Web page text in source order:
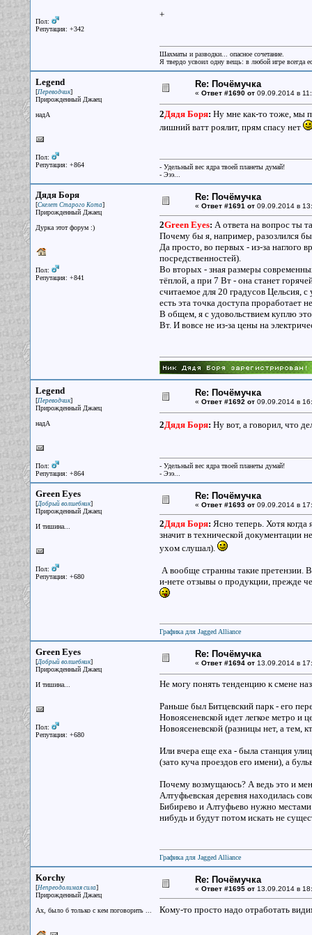
Пол:
Репутация: +342
+
Шахматы и разводки... опасное сочетание.
Я твердо усвоил одну вещь: в любой игре всегда
Legend
[Переводчик]
Прирожденный Джаец
надА
Пол:
Репутация: +864
Re: Почёмучка
« Ответ #1690 от09.09.2014 в
2Дядя Боря: Ну мне как-то тоже, мы
лишний ватт роялит, прям спасу нет
- Удельный вес ядра твоей планеты думай!
- Эээ...
Дядя Боря
[Скелет Старого Кота]
Прирожденный Джаец
Дурка этот форум :)
Пол:
Репутация: +841
Re: Почёмучка
« Ответ #1691 от09.09.2014 в
2Green Eyes: А ответа на вопрос ты
Почему бы я, например, разозлился
Да просто, во первых - из-за наглого
посредственностей).
Во вторых - зная размеры
тёплой, а при 7 Вт - она станет
считаемое для 20 градусов Цельсия,
есть эта точка доступа проработает
В общем, я с удовольствием куплю
Вт. И вовсе не из-за цены на
Legend
[Переводчик]
Прирожденный Джаец
надА
Пол:
Репутация: +864
Re: Почёмучка
« Ответ #1692 от09.09.2014 в
2Дядя Боря: Ну вот, а говорил, что
- Удельный вес ядра твоей планеты думай!
- Эээ...
Green Eyes
[Добрый волшебник]
Прирожденный Джаец
И тишина...
Пол:
Репутация: +680
Re: Почёмучка
« Ответ #1693 от09.09.2014 в
2Дядя Боря: Ясно теперь. Хотя когда
значит в технической документации
ухом слушал).
А вообще странны такие претензии.
и-нете отзывы о продукции, прежде
Графика для Jagged Alliance
Green Eyes
[Добрый волшебник]
Прирожденный Джаец
И тишина...
Пол:
Репутация: +680
Re: Почёмучка
« Ответ #1694 от13.09.2014 в
Не могу понять тенденцию к смене
Раньше был Битцевский парк - его
Новоясеневской идет легкое метро и
Новоясеневской (разницы нет, а тем,
Или вчера еще еха - была станция
(зато куча проездов его имени), а
Почему возмущаюсь? А ведь это и
Алтуфьевская деревня находилась
Бибирево и Алтуфьево нужно
нибудь и будут потом искать не
Графика для Jagged Alliance
Korchy
[Непреодолимая сила]
Прирожденный Джаец
Ах, было б только с кем поговорить ...
Re: Почёмучка
« Ответ #1695 от13.09.2014 в
Кому-то просто надо отработать